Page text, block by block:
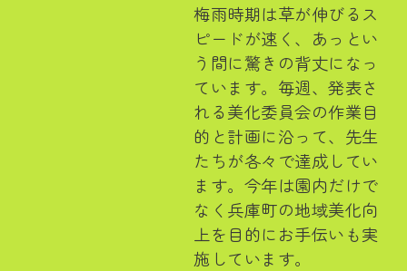
梅雨時期は草が伸びるス
ピードが速く、あっとい
う間に驚きの背丈になっ
ています。毎週、発表さ
れる美化委員会の作業目
的と計画に沿って、先生
たちが各々で達成してい
ます。今年は園内だけで
なく兵庫町の地域美化向
上を目的にお手伝いも実
施しています。